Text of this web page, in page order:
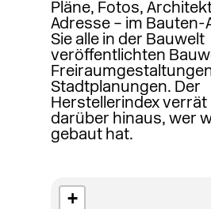
Pläne, Fotos,
Adresse – im
Sie alle in der Bauwelt
veröffentlichten
Stadtplanungen. Der
Herstellerindex verrät
darüber hinaus, wer
gebaut hat.
+